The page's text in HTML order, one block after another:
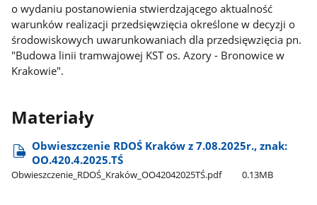
o wydaniu postanowienia stwierdzającego aktualność
warunków realizacji przedsięwzięcia określone w decyzji o
środowiskowych uwarunkowaniach dla przedsięwzięcia pn.
"Budowa linii tramwajowej KST os. Azory - Bronowice w
Krakowie".
Materiały
Obwieszczenie RDOŚ Kraków z 7.08.2025r., znak:
OO.420.4.2025.TŚ
Obwieszczenie​_RDOŚ​_Kraków​_OO42042025TŚ.pdf 0.13MB